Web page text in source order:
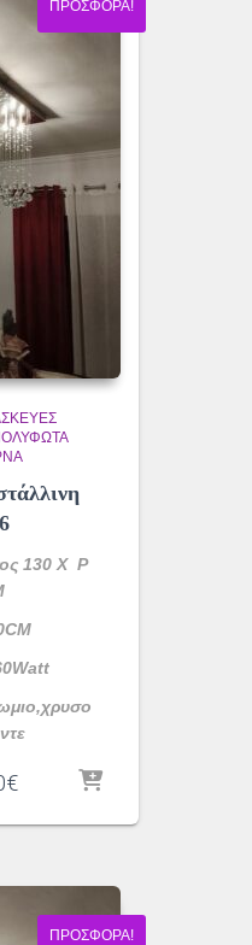
ΠΡΟΣΦΟΡΆ!
130 Χ P
€Η
τιμή
590.00€.
ΠΡΟΣΦΟΡΆ!